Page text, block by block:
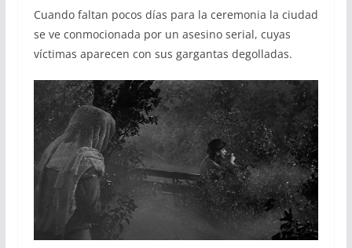
Cuando faltan pocos días para la ceremonia la ciudad
se ve conmocionada por un asesino serial, cuyas
víctimas aparecen con sus gargantas degolladas.